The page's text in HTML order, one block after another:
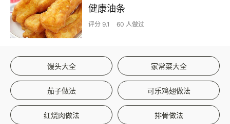
健康油条
评分 9.1 60 人做过
馒头大全 家常菜大全
茄子做法 可乐鸡翅做法
红烧肉做法 排骨做法